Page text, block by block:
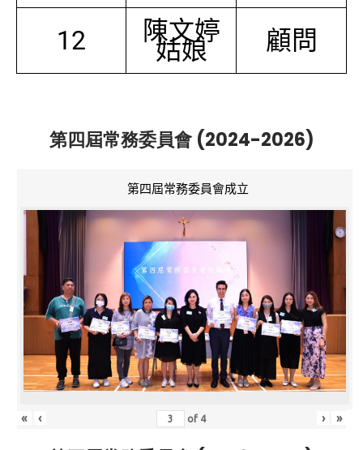
12 陳文婷
姑娘 顧問
第四屆常務委員會 (2024-2026)
第四屆常務委員會成立
« ‹ of 4 › »